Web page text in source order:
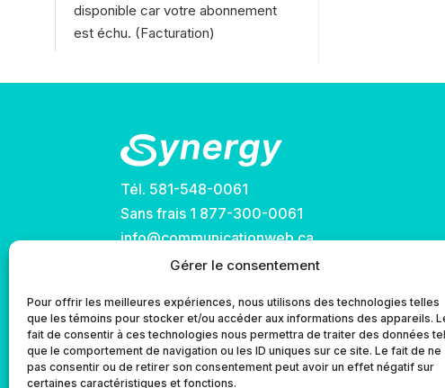
Gérer le consentement
Pour offrir les meilleures expériences, nous utilisons des technologies telles
que les témoins pour stocker et/ou accéder aux informations des appareils.
fait de consentir à ces technologies nous permettra de traiter des données
que le comportement de navigation ou les ID uniques sur ce site. Le fait de ne
pas consentir ou de retirer son consentement peut avoir un effet négatif sur
certaines caractéristiques et fonctions.
disponible car votre abonnement
est échu. (Facturation)
Tél. 581-548-0061
Sans frais 1 877-300-0061
info@communicationweb.ca